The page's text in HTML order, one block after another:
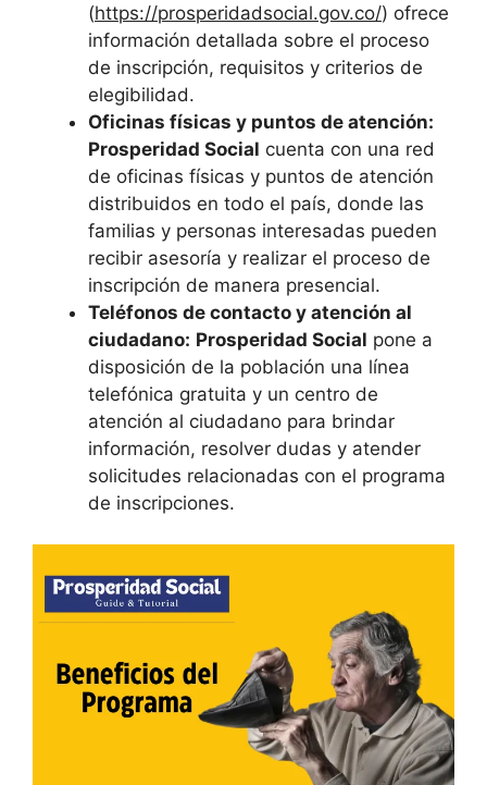
(https://prosperidadsocial.gov.co/) ofrece
información detallada sobre el proceso
de inscripción, requisitos y criterios de
elegibilidad.
Oficinas físicas y puntos de atención:
Prosperidad Social cuenta con una red
de oficinas físicas y puntos de atención
distribuidos en todo el país, donde las
familias y personas interesadas pueden
recibir asesoría y realizar el proceso de
inscripción de manera presencial.
Teléfonos de contacto y atención al
ciudadano: Prosperidad Social pone a
disposición de la población una línea
telefónica gratuita y un centro de
atención al ciudadano para brindar
información, resolver dudas y atender
solicitudes relacionadas con el programa
de inscripciones.